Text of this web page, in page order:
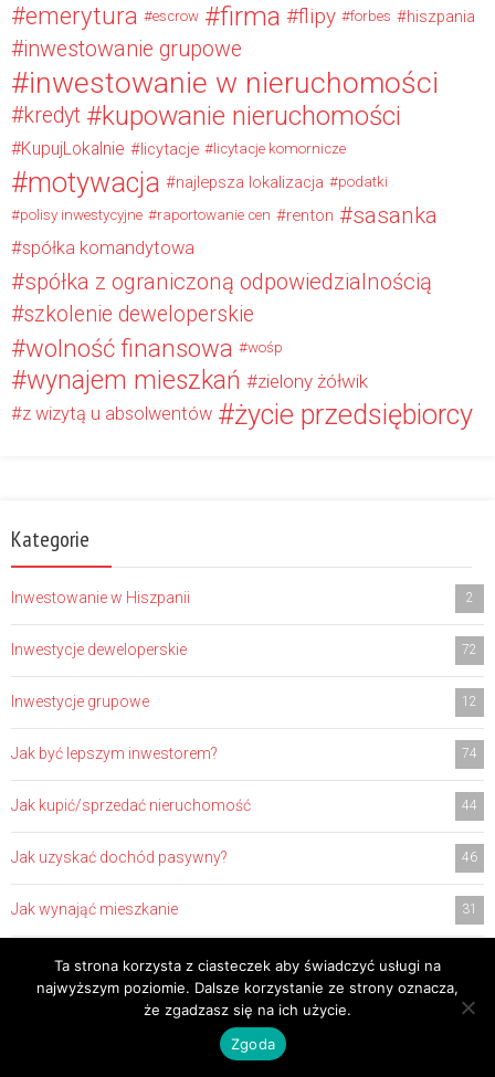
emerytura escrow firma flipy forbes hiszpania
inwestowanie grupowe
inwestowanie w nieruchomości
kredyt kupowanie nieruchomości
KupujLokalnie licytacje licytacje komornicze
motywacja najlepsza lokalizacja
podatki
polisy inwestycyjne
raportowanie cen renton sasanka
spółka komandytowa
spółka z ograniczoną odpowiedzialnością
szkolenie deweloperskie
wolność finansowa wośp
wynajem mieszkań zielony żółwik
z wizytą u absolwentów życie przedsiębiorcy
Kategorie
Inwestowanie w Hiszpanii 2
Inwestycje deweloperskie 72
Inwestycje grupowe 12
Jak być lepszym inwestorem? 74
Jak kupić/sprzedać nieruchomość 44
Jak uzyskać dochód pasywny? 46
Jak wynająć mieszkanie 31
Jak zrobić flipa?
LIVE – FILMY NA ŻYWO 7
Ta strona korzysta z ciasteczek aby świadczyć usługi na
najwyższym poziomie. Dalsze korzystanie ze strony oznacza,
że zgadzasz się na ich użycie.
Zgoda